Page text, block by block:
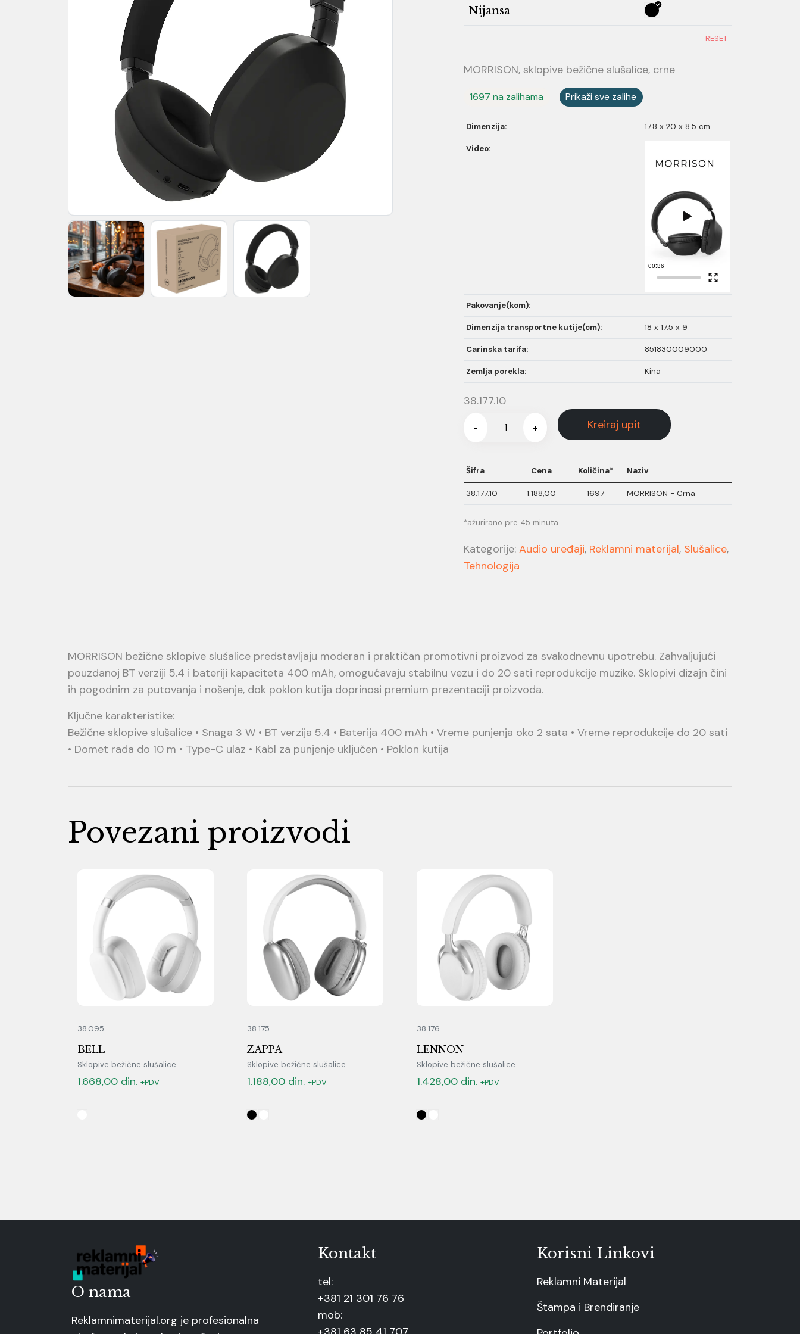
Nijansa
RESET
MORRISON, sklopive bežične slušalice, crne
1697 na zalihama Prikaži sve zalihe
Dimenzija: 17.8 x 20 x 8.5 cm
Video:
Pakovanje(kom):
Dimenzija transportne kutije(cm): 18 x 17.5 x 9
Carinska tarifa: 851830009000
Zemlja porekla: Kina
38.177.10
- + Kreiraj upit
Šifra Cena Količina* Naziv
38.177.10 1.188,00 1697 MORRISON - Crna
*ažurirano pre 45 minuta
Kategorije: Audio uređaji, Reklamni materijal, Slušalice,
Tehnologija
MORRISON bežične sklopive slušalice predstavljaju moderan i praktičan promotivni proizvod za svakodnevnu upotrebu. Zahvaljujući
pouzdanoj BT verziji 5.4 i bateriji kapaciteta 400 mAh, omogućavaju stabilnu vezu i do 20 sati reprodukcije muzike. Sklopivi dizajn čini
ih pogodnim za putovanja i nošenje, dok poklon kutija doprinosi premium prezentaciji proizvoda.
Ključne karakteristike:
Bežične sklopive slušalice • Snaga 3 W • BT verzija 5.4 • Baterija 400 mAh • Vreme punjenja oko 2 sata • Vreme reprodukcije do 20 sati
• Domet rada do 10 m • Type-C ulaz • Kabl za punjenje uključen • Poklon kutija
Povezani proizvodi
38.095
BELL
Sklopive bežične slušalice
1.668,00 din. +PDV
38.175
ZAPPA
Sklopive bežične slušalice
1.188,00 din. +PDV
38.176
LENNON
Sklopive bežične slušalice
1.428,00 din. +PDV
O nama
Reklamnimaterijal.org je profesionalna
Kontakt
tel:
+381 21 301 76 76
mob:
Korisni Linkovi
Reklamni Materijal
Štampa i Brendiranje